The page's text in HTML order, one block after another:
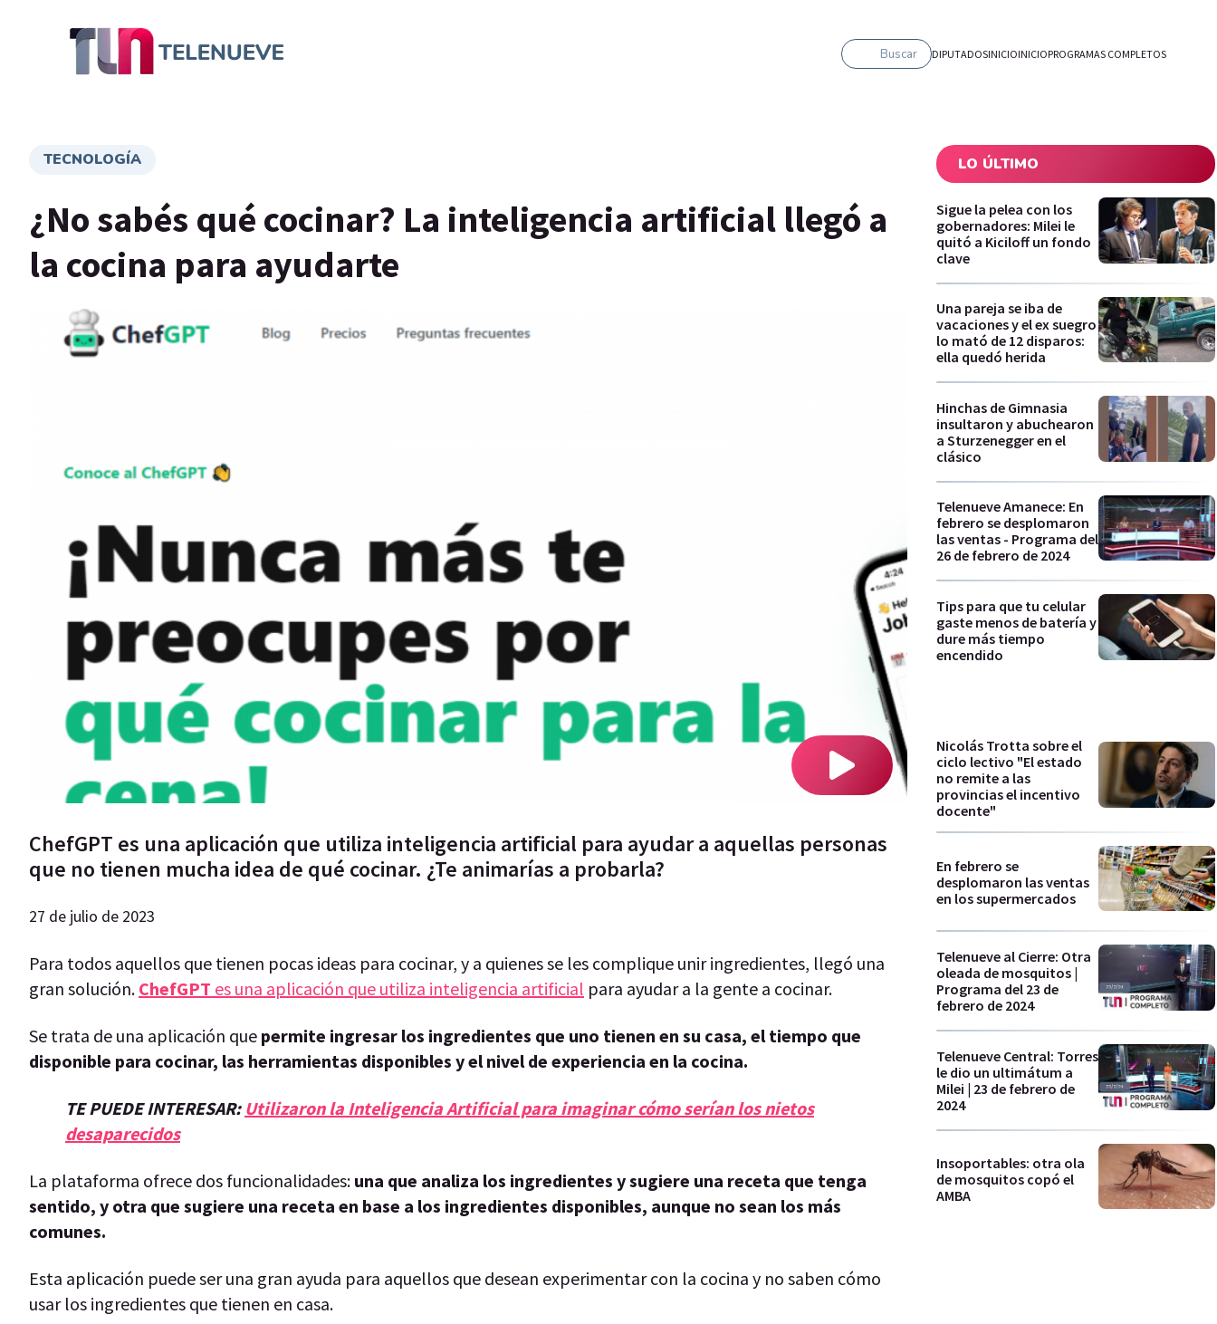
Buscar DIPUTADOSINICIOINICIOPROGRAMAS COMPLETOS
TECNOLOGÍA
¿No sabés qué cocinar? La inteligencia artificial llegó a
la cocina para ayudarte
ChefGPT es una aplicación que utiliza inteligencia artificial para ayudar a aquellas personas
que no tienen mucha idea de qué cocinar. ¿Te animarías a probarla?
27 de julio de 2023
Para todos aquellos que tienen pocas ideas para cocinar, y a quienes se les complique unir ingredientes, llegó una
gran solución. ChefGPT es una aplicación que utiliza inteligencia artificial para ayudar a la gente a cocinar.
Se trata de una aplicación que permite ingresar los ingredientes que uno tienen en su casa, el tiempo que
disponible para cocinar, las herramientas disponibles y el nivel de experiencia en la cocina.
TE PUEDE INTERESAR: Utilizaron la Inteligencia Artificial para imaginar cómo serían los nietos
desaparecidos
La plataforma ofrece dos funcionalidades: una que analiza los ingredientes y sugiere una receta que tenga
sentido, y otra que sugiere una receta en base a los ingredientes disponibles, aunque no sean los más
comunes.
Esta aplicación puede ser una gran ayuda para aquellos que desean experimentar con la cocina y no saben cómo
usar los ingredientes que tienen en casa.
LO ÚLTIMO
Sigue la pelea con los
gobernadores: Milei le
quitó a Kiciloff un fondo
clave
Una pareja se iba de
vacaciones y el ex suegro
lo mató de 12 disparos:
ella quedó herida
Hinchas de Gimnasia
insultaron y abuchearon
a Sturzenegger en el
clásico
Telenueve Amanece: En
febrero se desplomaron
las ventas - Programa del
26 de febrero de 2024
Tips para que tu celular
gaste menos de batería y
dure más tiempo
encendido
Nicolás Trotta sobre el
ciclo lectivo "El estado
no remite a las
provincias el incentivo
docente"
En febrero se
desplomaron las ventas
en los supermercados
Telenueve al Cierre: Otra
oleada de mosquitos |
Programa del 23 de
febrero de 2024
Telenueve Central: Torres
le dio un ultimátum a
Milei | 23 de febrero de
2024
Insoportables: otra ola
de mosquitos copó el
AMBA